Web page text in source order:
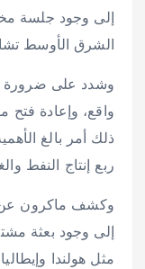
إلى وجود جلسة
الشرق الأوسط
وشدد على ضرورة
واقع، وإعادة
ذلك أمر بالغ
ربع إنتاج النفط
وكشف ماكرون عن
إلى وجود بعثة
مثل هولندا